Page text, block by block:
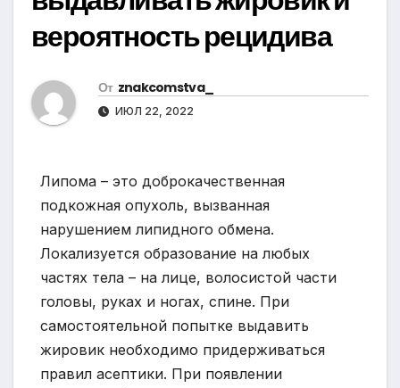
вероятность рецидива
От znakcomstva_
ИЮЛ 22, 2022
Липома – это доброкачественная
подкожная опухоль, вызванная
нарушением липидного обмена.
Локализуется образование на любых
частях тела – на лице, волосистой части
головы, руках и ногах, спине. При
самостоятельной попытке выдавить
жировик необходимо придерживаться
правил асептики. При появлении